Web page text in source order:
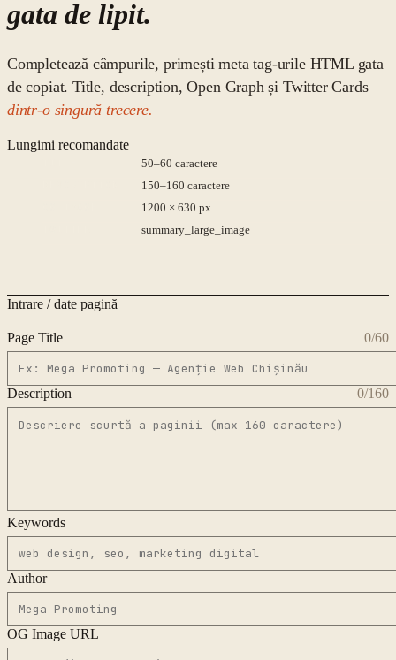
gata de lipit.
Completează câmpurile, primești meta tag-urile HTML gata
de copiat. Title, description, Open Graph și Twitter Cards —
dintr-o singură trecere.
Lungimi recomandate
50–60 caractere
150–160 caractere
1200 × 630 px
summary_large_image
Intrare / date pagină
Page Title 0/60
Description 0/160
Keywords
Author
OG Image URL